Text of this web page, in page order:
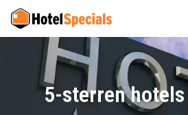
5-sterren hotels